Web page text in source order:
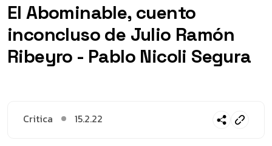
El Abominable, cuento
inconcluso de Julio Ramón
Ribeyro - Pablo Nicoli Segura
Critica 15.2.22